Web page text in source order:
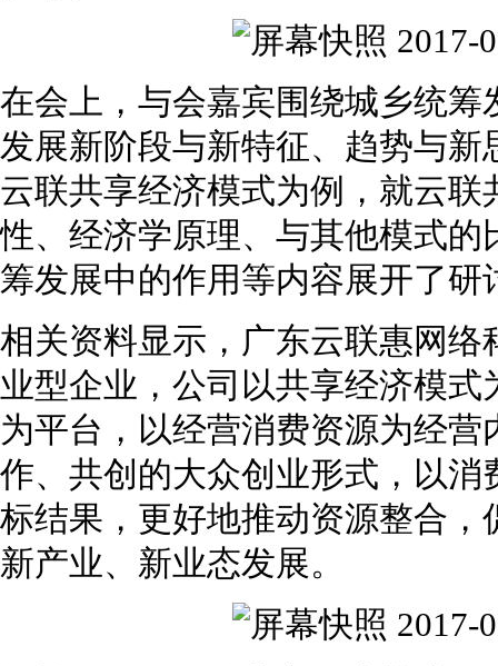
在会上，与会嘉宾围绕城乡统
发展新阶段与新特征、趋势与
云联共享经济模式为例，就云
性、经济学原理、与其他模式
筹发展中的作用等内容展开了研
相关资料显示，广东云联惠网
业型企业，公司以共享经济模
为平台，以经营消费资源为经
作、共创的大众创业形式，以
标结果，更好地推动资源整合
新产业、新业态发展。